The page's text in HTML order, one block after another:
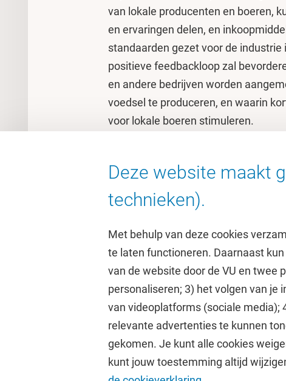
van lokale producenten en boeren,
en ervaringen delen, en
standaarden gezet voor de
positieve feedbackloop zal
en andere bedrijven worden
voedsel te produceren, en waarin
voor lokale boeren stimuleren.
Amsterdam en de volledige
Deze website maakt
technieken).
Met behulp van deze cookies
te laten functioneren. Daarnaast
van de website door de VU en twee
personaliseren; 3) het volgen van
van videoplatforms (sociale media);
relevante advertenties te kunnen
gekomen. Je kunt alle cookies
kunt jouw toestemming altijd
Direct naar
Cultuur op de campus
Universiteitsbibliotheek
Studie
Studiegids